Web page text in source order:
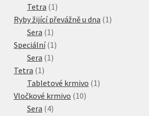
produkty
Tetra 11
produkt
Ryby žijící převážně u dna 11
Sera 11
produkt
Speciální 11
Sera 11
Tetra 11
produkt
Tabletové krmivo 11
Vločkové krmivo 1010
Sera 44